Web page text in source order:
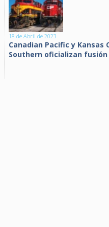
18 de Abril de 2023
Canadian Pacific y Kansas
Southern oficializan fusión